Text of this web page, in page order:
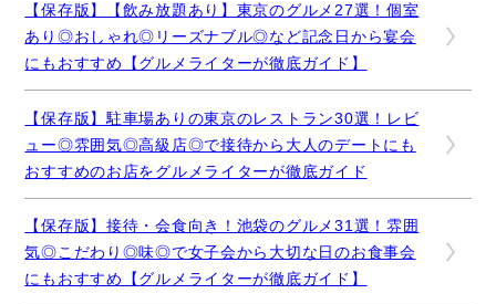
【保存版】【飲み放題あり】東京のグルメ27選！個室
あり◎おしゃれ◎リーズナブル◎など記念日から宴会
にもおすすめ【グルメライターが徹底ガイド】
【保存版】駐車場ありの東京のレストラン30選！レビ
ュー◎雰囲気◎高級店◎で接待から大人のデートにも
おすすめのお店をグルメライターが徹底ガイド
【保存版】接待・会食向き！池袋のグルメ31選！雰囲
気◎こだわり◎味◎で女子会から大切な日のお食事会
にもおすすめ【グルメライターが徹底ガイド】